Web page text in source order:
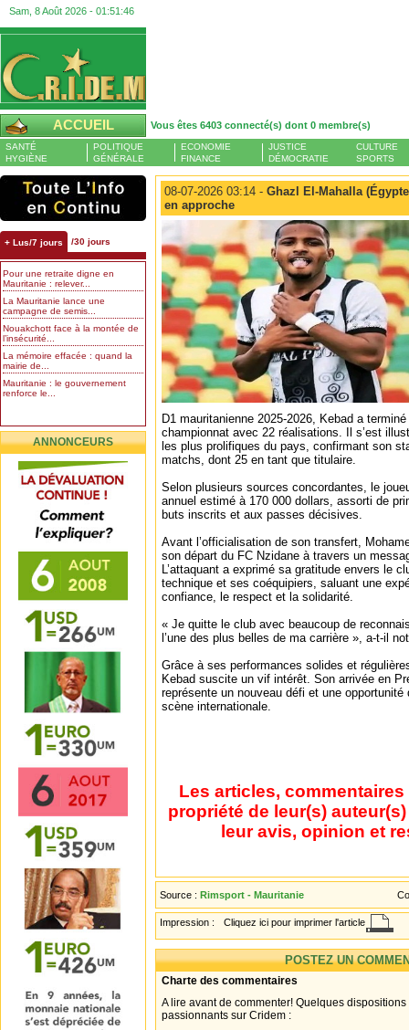
Sam, 8 Août 2026 - 01:51:46
ACCUEIL Vous êtes 6403 connecté(s) dont 0 membre(s)
SANTÉ
HYGIÈNE
POLITIQUE
GÉNÉRALE
ECONOMIE
FINANCE
JUSTICE
DÉMOCRATIE
CULTURE
SPORTS
+ Lus/7 jours /30 jours
Pour une retraite digne en
Mauritanie : relever...
La Mauritanie lance une
campagne de semis...
Nouakchott face à la montée de
l’insécurité...
La mémoire effacée : quand la
mairie de...
Mauritanie : le gouvernement
renforce le...
ANNONCEURS
08-07-2026 03:14 - Ghazl El-Mahalla
en approche
D1 mauritanienne 2025-2026, Kebad a
championnat avec 22 réalisations. Il s’est
les plus prolifiques du pays, confirmant son
matchs, dont 25 en tant que titulaire.
Selon plusieurs sources concordantes, le
annuel estimé à 170 000 dollars, assorti de
buts inscrits et aux passes décisives.
Avant l’officialisation de son transfert,
son départ du FC Nzidane à travers un
L’attaquant a exprimé sa gratitude envers le
technique et ses coéquipiers, saluant une
confiance, le respect et la solidarité.
« Je quitte le club avec beaucoup de
l’une des plus belles de ma carrière », a-t-il
Grâce à ses performances solides et
Kebad suscite un vif intérêt. Son arrivée en
représente un nouveau défi et une
scène internationale.
Les articles,
propriété de leur(s)
leur avis, opinion et
Source : Rimsport - Mauritanie
Impression : Cliquez ici pour imprimer l'article
POSTEZ UN
Charte des commentaires
A lire avant de commenter! Quelques
passionnants sur Cridem :